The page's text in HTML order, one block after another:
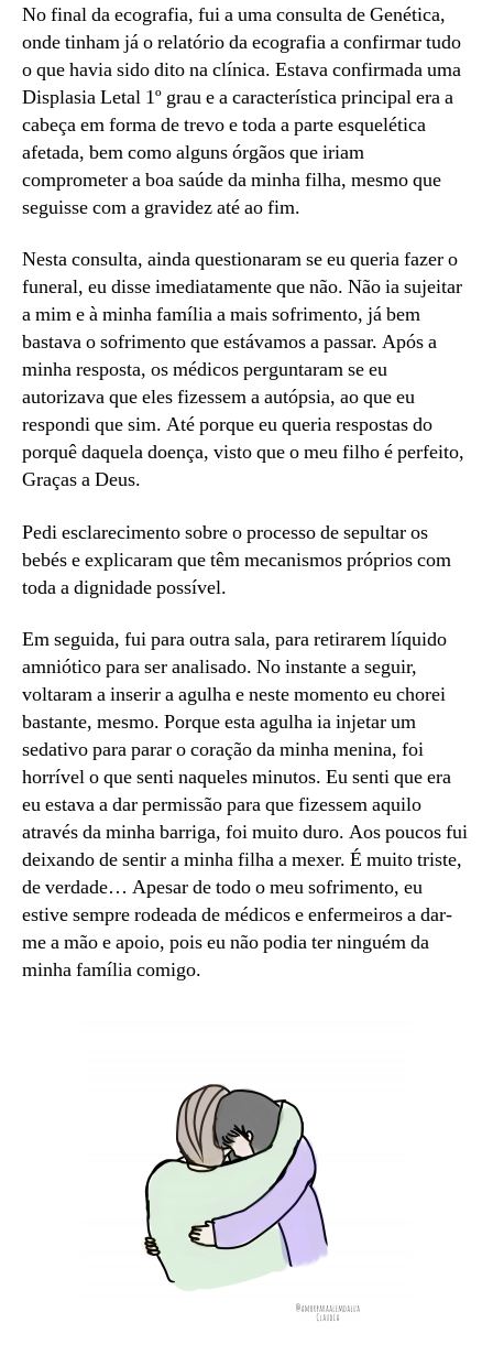
No final da ecografia, fui a uma consulta de Genética,
onde tinham já o relatório da ecografia a confirmar tudo
o que havia sido dito na clínica. Estava confirmada uma
Displasia Letal 1º grau e a característica principal era a
cabeça em forma de trevo e toda a parte esquelética
afetada, bem como alguns órgãos que iriam
comprometer a boa saúde da minha filha, mesmo que
seguisse com a gravidez até ao fim.
Nesta consulta, ainda questionaram se eu queria fazer o
funeral, eu disse imediatamente que não. Não ia sujeitar
a mim e à minha família a mais sofrimento, já bem
bastava o sofrimento que estávamos a passar. Após a
minha resposta, os médicos perguntaram se eu
autorizava que eles fizessem a autópsia, ao que eu
respondi que sim. Até porque eu queria respostas do
porquê daquela doença, visto que o meu filho é perfeito,
Graças a Deus.
Pedi esclarecimento sobre o processo de sepultar os
bebés e explicaram que têm mecanismos próprios com
toda a dignidade possível.
Em seguida, fui para outra sala, para retirarem líquido
amniótico para ser analisado. No instante a seguir,
voltaram a inserir a agulha e neste momento eu chorei
bastante, mesmo. Porque esta agulha ia injetar um
sedativo para parar o coração da minha menina, foi
horrível o que senti naqueles minutos. Eu senti que era
eu estava a dar permissão para que fizessem aquilo
através da minha barriga, foi muito duro. Aos poucos fui
deixando de sentir a minha filha a mexer. É muito triste,
de verdade… Apesar de todo o meu sofrimento, eu
estive sempre rodeada de médicos e enfermeiros a dar-
me a mão e apoio, pois eu não podia ter ninguém da
minha família comigo.